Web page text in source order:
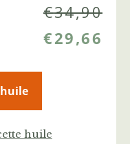
€34,90
€29,66
huile